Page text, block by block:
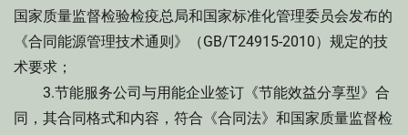
国家质量监督检验检疫总局和国家标准化管理委员会发布的
《合同能源管理技术通则》（GB/T24915-2010）规定的技
术要求；
3.节能服务公司与用能企业签订《节能效益分享型》合
同，其合同格式和内容，符合《合同法》和国家质量监督检